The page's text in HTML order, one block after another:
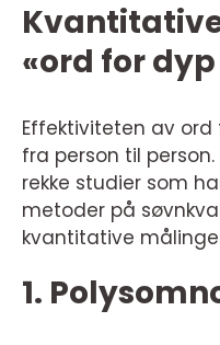
«ord for
Effektiviteten av ord
fra person til
rekke studier som
metoder på
kvantitative
1.